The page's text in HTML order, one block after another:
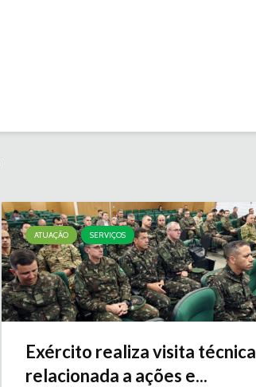
ATUAÇÃO SERVIÇOS
Exército realiza visita técnica
relacionada a ações e...